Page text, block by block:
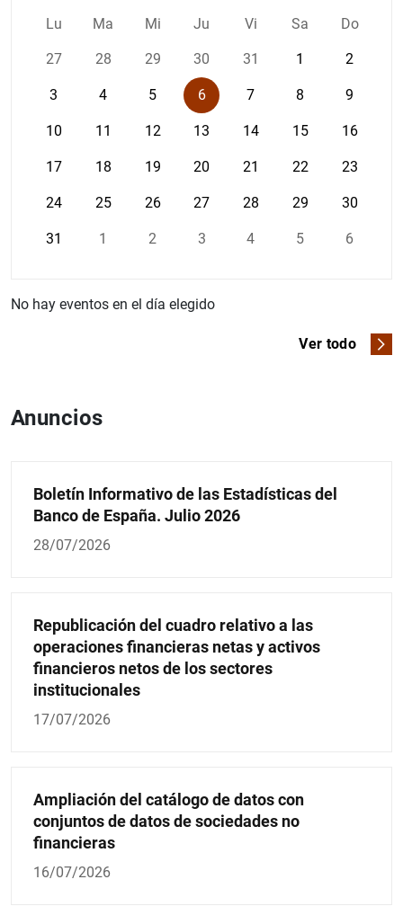
Lu Ma Mi Ju Vi Sa Do
27 28 29 30 31 1 2
3 4 5 6 7 8 9
10 11 12 13 14 15 16
17 18 19 20 21 22 23
24 25 26 27 28 29 30
31 1 2 3 4 5 6
No hay eventos en el día elegido
Ver todo
Anuncios
Boletín Informativo de las Estadísticas del
Banco de España. Julio 2026
28/07/2026
Republicación del cuadro relativo a las
operaciones financieras netas y activos
financieros netos de los sectores
institucionales
17/07/2026
Ampliación del catálogo de datos con
conjuntos de datos de sociedades no
financieras
16/07/2026